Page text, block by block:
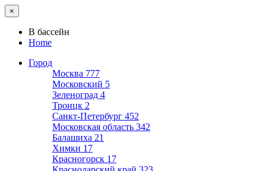
×
В бассейн
Home
Город
Москва 777
Московский 5
Зеленоград 4
Троицк 2
Санкт-Петербург 452
Московская область 342
Балашиха 21
Химки 17
Красногорск 17